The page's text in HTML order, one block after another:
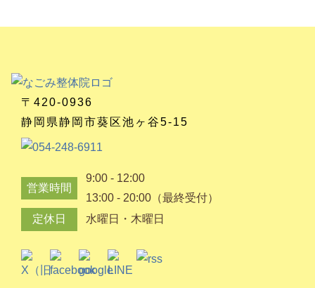
〒420-0936
静岡県静岡市葵区池ヶ谷5-15
営業時間
9:00 - 12:00
13:00 - 20:00（最終受付）
定休日
水曜日・木曜日